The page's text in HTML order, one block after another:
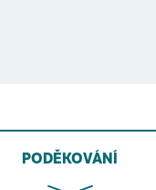
PODĚKOVÁNÍ